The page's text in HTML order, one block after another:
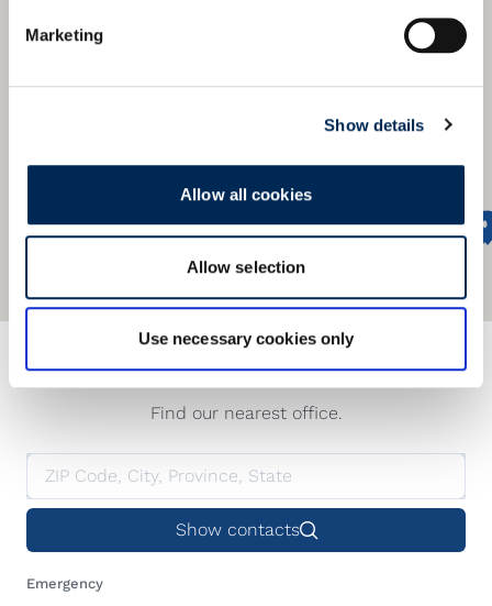
Marketing
Show details
Allow all cookies
Allow selection
Use necessary cookies only
We offer a global network
Find our nearest office.
Show contacts
Emergency